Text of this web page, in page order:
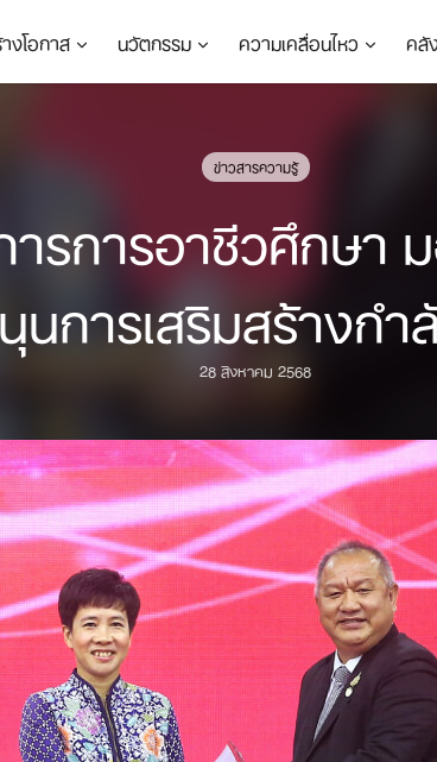
งโอกาส นวัตกรรม ความเคลื่อนไหว คลั
ข่าวสารความรู้
การอาชีวศึกษา ม
การเสริมสร้างก
28 สิงหาคม 2568